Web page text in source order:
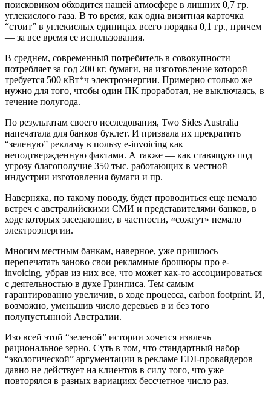
поисковиком обходится нашей атмосфере в лишних 0,7 гр.
углекислого газа. В то время, как одна визитная карточка
“стоит” в углекислых единицах всего порядка 0,1 гр., причем
— за все время ее использования.
В среднем, современный потребитель в совокупности
потребляет за год 200 кг. бумаги, на изготовление которой
требуется 500 кВт*ч электроэнергии. Примерно столько же
нужно для того, чтобы один ПК проработал, не выключаясь, в
течение полугода.
По результатам своего исследования, Two Sides Australia
напечатала для банков буклет. И призвала их прекратить
“зеленую” рекламу в пользу e-invoicing как
неподтвержденную фактами. А также — как ставящую под
угрозу благополучие 350 тыс. работающих в местной
индустрии изготовления бумаги и пр.
Наверняка, по такому поводу, будет проводиться еще немало
встреч с австралийскими СМИ и представителями банков, в
ходе которых заседающие, в частности, «сожгут» немало
электроэнергии.
Многим местным банкам, наверное, уже пришлось
перепечатать заново свои рекламные брошюры про e-
invoicing, убрав из них все, что может как-то ассоциироваться
с деятельностью в духе Гринписа. Тем самым —
гарантированно увеличив, в ходе процесса, carbon footprint. И,
возможно, уменьшив число деревьев в и без того
полупустынной Австралии.
Изо всей этой “зеленой” истории хочется извлечь
рациональное зерно. Суть в том, что стандартный набор
“экологической” аргументации в рекламе EDI-провайдеров
давно не действует на клиентов в силу того, что уже
повторялся в разных вариациях бессчетное число раз.